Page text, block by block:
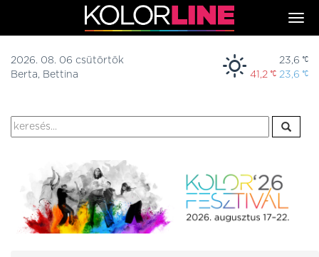
2026. 08. 06 csütörtök
Berta, Bettina
23,6
41,2
23,6